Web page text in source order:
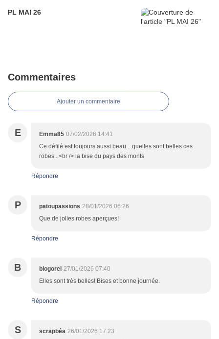
PL MAI 26
Commentaires
Ajouter un commentaire
E Emma85 07/02/2026 14:41
Ce défilé est toujours aussi beau....quelles sont belles ces
robes...<br /> la bise du pays des monts
Répondre
P patoupassions 28/01/2026 06:26
Que de jolies robes aperçues!
Répondre
B blogorel 27/01/2026 07:40
Elles sont très belles! Bises et bonne journée.
Répondre
S scrapbéa 26/01/2026 17:23